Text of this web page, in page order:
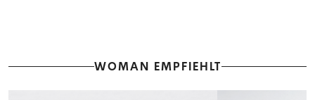
WOMAN EMPFIEHLT